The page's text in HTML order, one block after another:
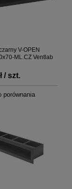
V-OPEN
ML.CZ Ventlab
/ szt.
porównania